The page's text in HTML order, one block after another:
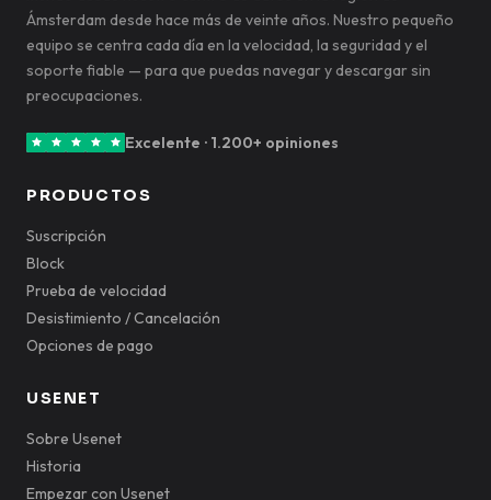
Ámsterdam desde hace más de veinte años. Nuestro pequeño
equipo se centra cada día en la velocidad, la seguridad y el
soporte fiable — para que puedas navegar y descargar sin
preocupaciones.
Excelente · 1.200+ opiniones
PRODUCTOS
Suscripción
Block
Prueba de velocidad
Desistimiento / Cancelación
Opciones de pago
USENET
Sobre Usenet
Historia
Empezar con Usenet